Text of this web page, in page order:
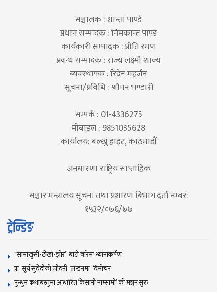
सञ्चालक : शान्ता पाण्डे
प्रधान सम्पादक : निमकान्त पाण्डे
कार्यकारी सम्पादक : प्रीति रमण
प्रवन्ध सम्पादक : राज्य लक्ष्मी शाक्य
ब्यवस्थापक : रिदेन महर्जन
सूचना/प्रविधि : श्रीमन भण्डारी
सम्पर्क : 01-4336275
मोबाइल : 9851035628
कार्यालय: बल्खु हाइट, काठमाडौं
जनधारणा राष्ट्रिय साप्ताहिक
सञ्चार मन्त्रालय सूचना तथा प्रशारण बिभाग दर्ता नम्बर:
१५३२/०७६/७७
ट्रेन्डिङ
“सामाखुसी-टोखा-झोर” बाटो बारेमा ध्यानाकर्षण
प्रा सूर्य सुवेदीको जीवनी लन्डनमा विमोचन
मुन्धुम कथाबस्तुमा आधारित ‘केसामी नाम्सामी’ काे मञ्चन सुरु